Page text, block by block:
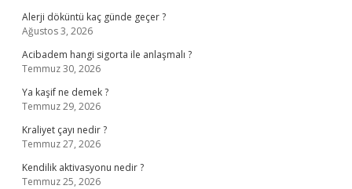
Alerji döküntü kaç günde geçer ?
Ağustos 3, 2026
Acibadem hangi sigorta ile anlaşmalı ?
Temmuz 30, 2026
Ya kaşif ne demek ?
Temmuz 29, 2026
Kraliyet çayı nedir ?
Temmuz 27, 2026
Kendilik aktivasyonu nedir ?
Temmuz 25, 2026